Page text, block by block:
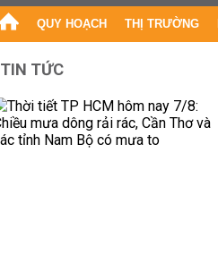
QUY HOẠCH THỊ TRƯỜNG
TIN TỨC